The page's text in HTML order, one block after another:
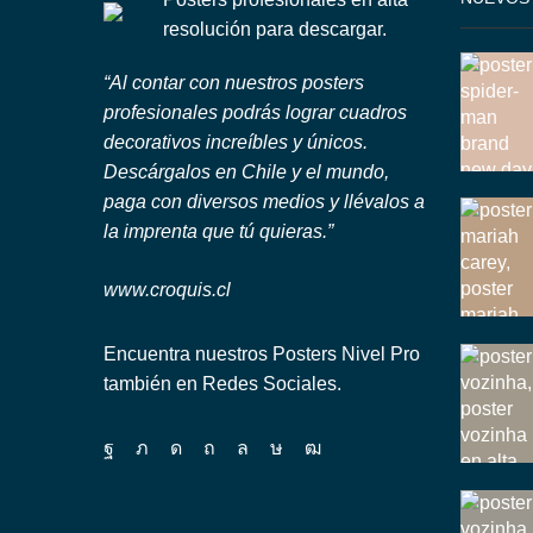
resolución para descargar.
“Al contar con nuestros posters
profesionales podrás lograr cuadros
decorativos increíbles y únicos.
Descárgalos en Chile y el mundo,
paga con diversos medios y llévalos a
la imprenta que tú quieras.”
www.croquis.cl
Encuentra nuestros Posters Nivel Pro
también en Redes Sociales.
Facebook